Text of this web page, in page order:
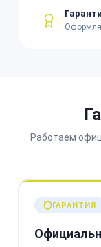
Работаем
ГАРАНТИЯ